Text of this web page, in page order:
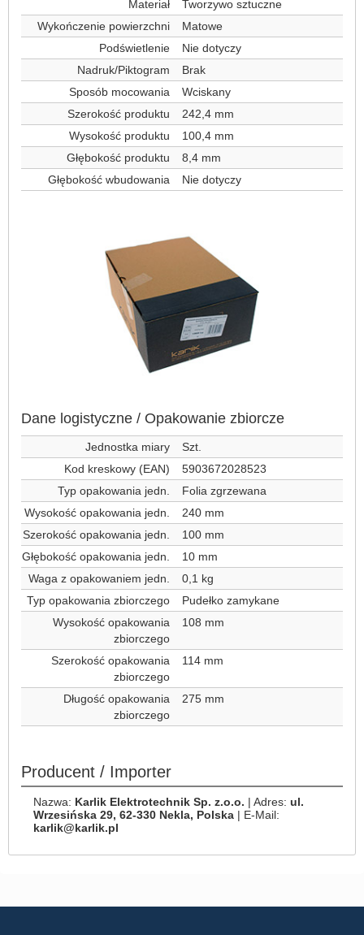
Materiał
Tworzywo sztuczne
Wykończenie powierzchni
Matowe
Podświetlenie
Nie dotyczy
Nadruk/Piktogram
Brak
Sposób mocowania
Wciskany
Szerokość produktu
242,4 mm
Wysokość produktu
100,4 mm
Głębokość produktu
8,4 mm
Głębokość wbudowania
Nie dotyczy
Dane logistyczne / Opakowanie zbiorcze
Jednostka miary
Szt.
Kod kreskowy (EAN)
5903672028523
Typ opakowania jedn.
Folia zgrzewana
Wysokość opakowania jedn.
240 mm
Szerokość opakowania jedn.
100 mm
Głębokość opakowania jedn.
10 mm
Waga z opakowaniem jedn.
0,1 kg
Typ opakowania zbiorczego
Pudełko zamykane
Wysokość opakowania
zbiorczego
108 mm
Szerokość opakowania
zbiorczego
114 mm
Długość opakowania
zbiorczego
275 mm
Producent / Importer
Nazwa: Karlik Elektrotechnik Sp. z.o.o. | Adres: ul.
Wrzesińska 29, 62-330 Nekla, Polska | E-Mail:
karlik@karlik.pl